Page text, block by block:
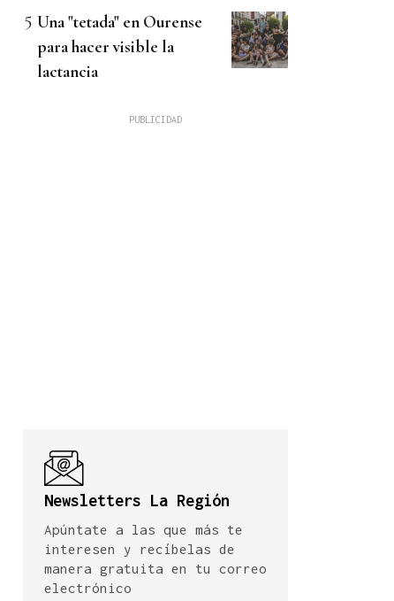
Una "tetada" en Ourense
para hacer visible la
lactancia
Newsletters La Región
Apúntate a las que más te
interesen y recíbelas de
manera gratuita en tu correo
electrónico